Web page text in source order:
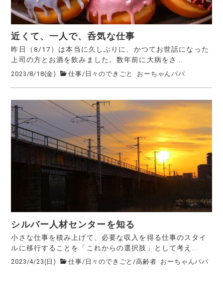
近くて、一人で、呑気な仕事
昨日（8/17）は本当に久しぶりに、かつてお世話になった
上司の方とお酒を飲みました。数年前に大病をさ...
2023/8/18(金) 仕事/ 日々のできごと おーちゃんパパ
シルバー人材センターを知る
小さな仕事を積み上げて、必要な収入を得る仕事のスタイ
ルに移行することを「これからの選択肢」として考え...
2023/4/23(日) 仕事/ 日々のできごと/高齢者 おーちゃんパパ